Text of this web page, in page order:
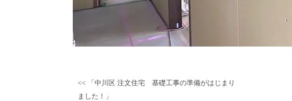
<< 「中川区 注文住宅 基礎工事の準備がはじまり
ました！」